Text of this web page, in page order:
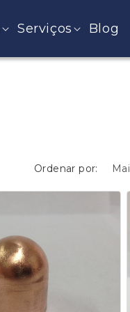
Serviços Blog
Ordenar por: